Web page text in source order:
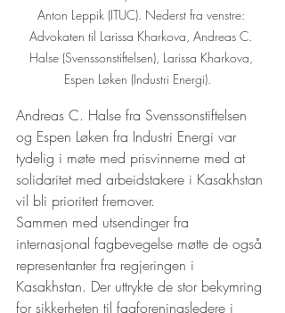
Anton Leppik (ITUC). Nederst fra venstre:
Advokaten til Larissa Kharkova, Andreas C.
Halse (Svenssonstiftelsen), Larissa Kharkova,
Espen Løken (Industri Energi).
Andreas C. Halse fra Svenssonstiftelsen
og Espen Løken fra Industri Energi var
tydelig i møte med prisvinnerne med at
solidaritet med arbeidstakere i Kasakhstan
vil bli prioritert fremover.
Sammen med utsendinger fra
internasjonal fagbevegelse møtte de også
representanter fra regjeringen i
Kasakhstan. Der uttrykte de stor bekymring
for sikkerheten til fagforeningsledere i